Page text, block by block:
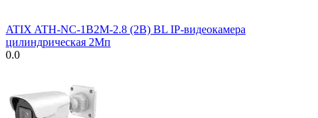
ATIX ATH-NC-1B2M-2.8 (2B) BL IP-видеокамера
цилиндрическая 2Мп
0.0